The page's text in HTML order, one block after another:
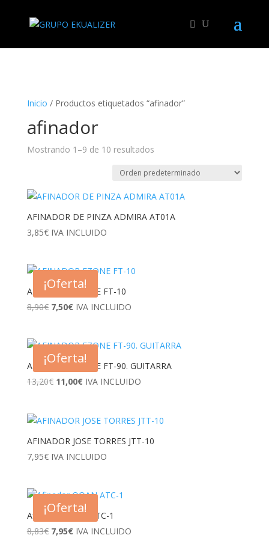
Inicio / Productos etiquetados “afinador”
afinador
Mostrando 1–9 de 10 resultados
AFINADOR DE PINZA ADMIRA AT01A
3,85€ IVA INCLUIDO
¡Oferta!
AFINADOR FZONE FT-10
8,90€ El
era:
8,90€.
7,50€El
es:
7,50€.
IVA INCLUIDO
¡Oferta!
AFINADOR FZONE FT-90. GUITARRA
13,20€ El
era:
13,20€.
11,00€El
es:
11,00€.
IVA INCLUIDO
AFINADOR JOSE TORRES JTT-10
7,95€ IVA INCLUIDO
¡Oferta!
Afinador OQAN ATC-1
8,83€ El
7,95€ElIVA INCLUIDO